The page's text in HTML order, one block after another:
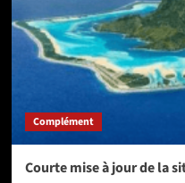
Complément
Courte mise à jour de la